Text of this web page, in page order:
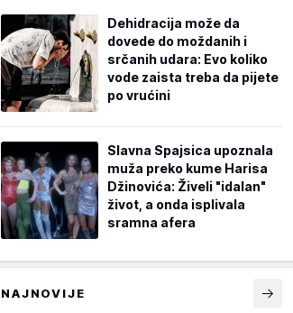
Dehidracija može da
dovede do moždanih i
srčanih udara: Evo koliko
vode zaista treba da pijete
po vrućini
Slavna Spajsica upoznala
muža preko kume Harisa
Džinovića: Živeli "idalan"
život, a onda isplivala
sramna afera
NAJNOVIJE